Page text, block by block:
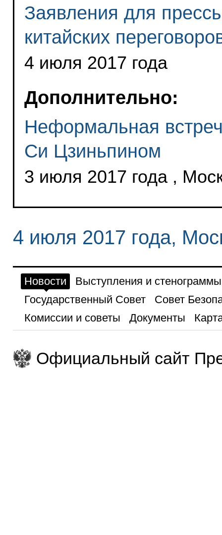
Заявления для
китайских
4 июля 2017 года
Дополнительно:
Неформальная
Си Цзиньпином
3 июля 2017 года ,
4 июля 2017 года,
Новости
Выступления и стенограммы
Государственный Совет
Совет
Комиссии и советы
Документы
Официальный сайт